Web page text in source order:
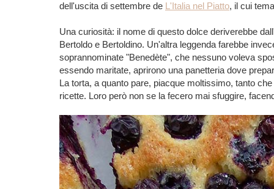
dell'uscita di settembre de L'Italia nel Piatto, il cui
Una curiosità: il nome di questo dolce deriverebbe
Bertoldo e Bertoldino. Un'altra leggenda farebbe
soprannominate "Benedète", che nessuno voleva
essendo maritate, aprirono una panetteria dove
La torta, a quanto pare, piacque moltissimo, tanto
ricette. Loro però non se la fecero mai sfuggire,